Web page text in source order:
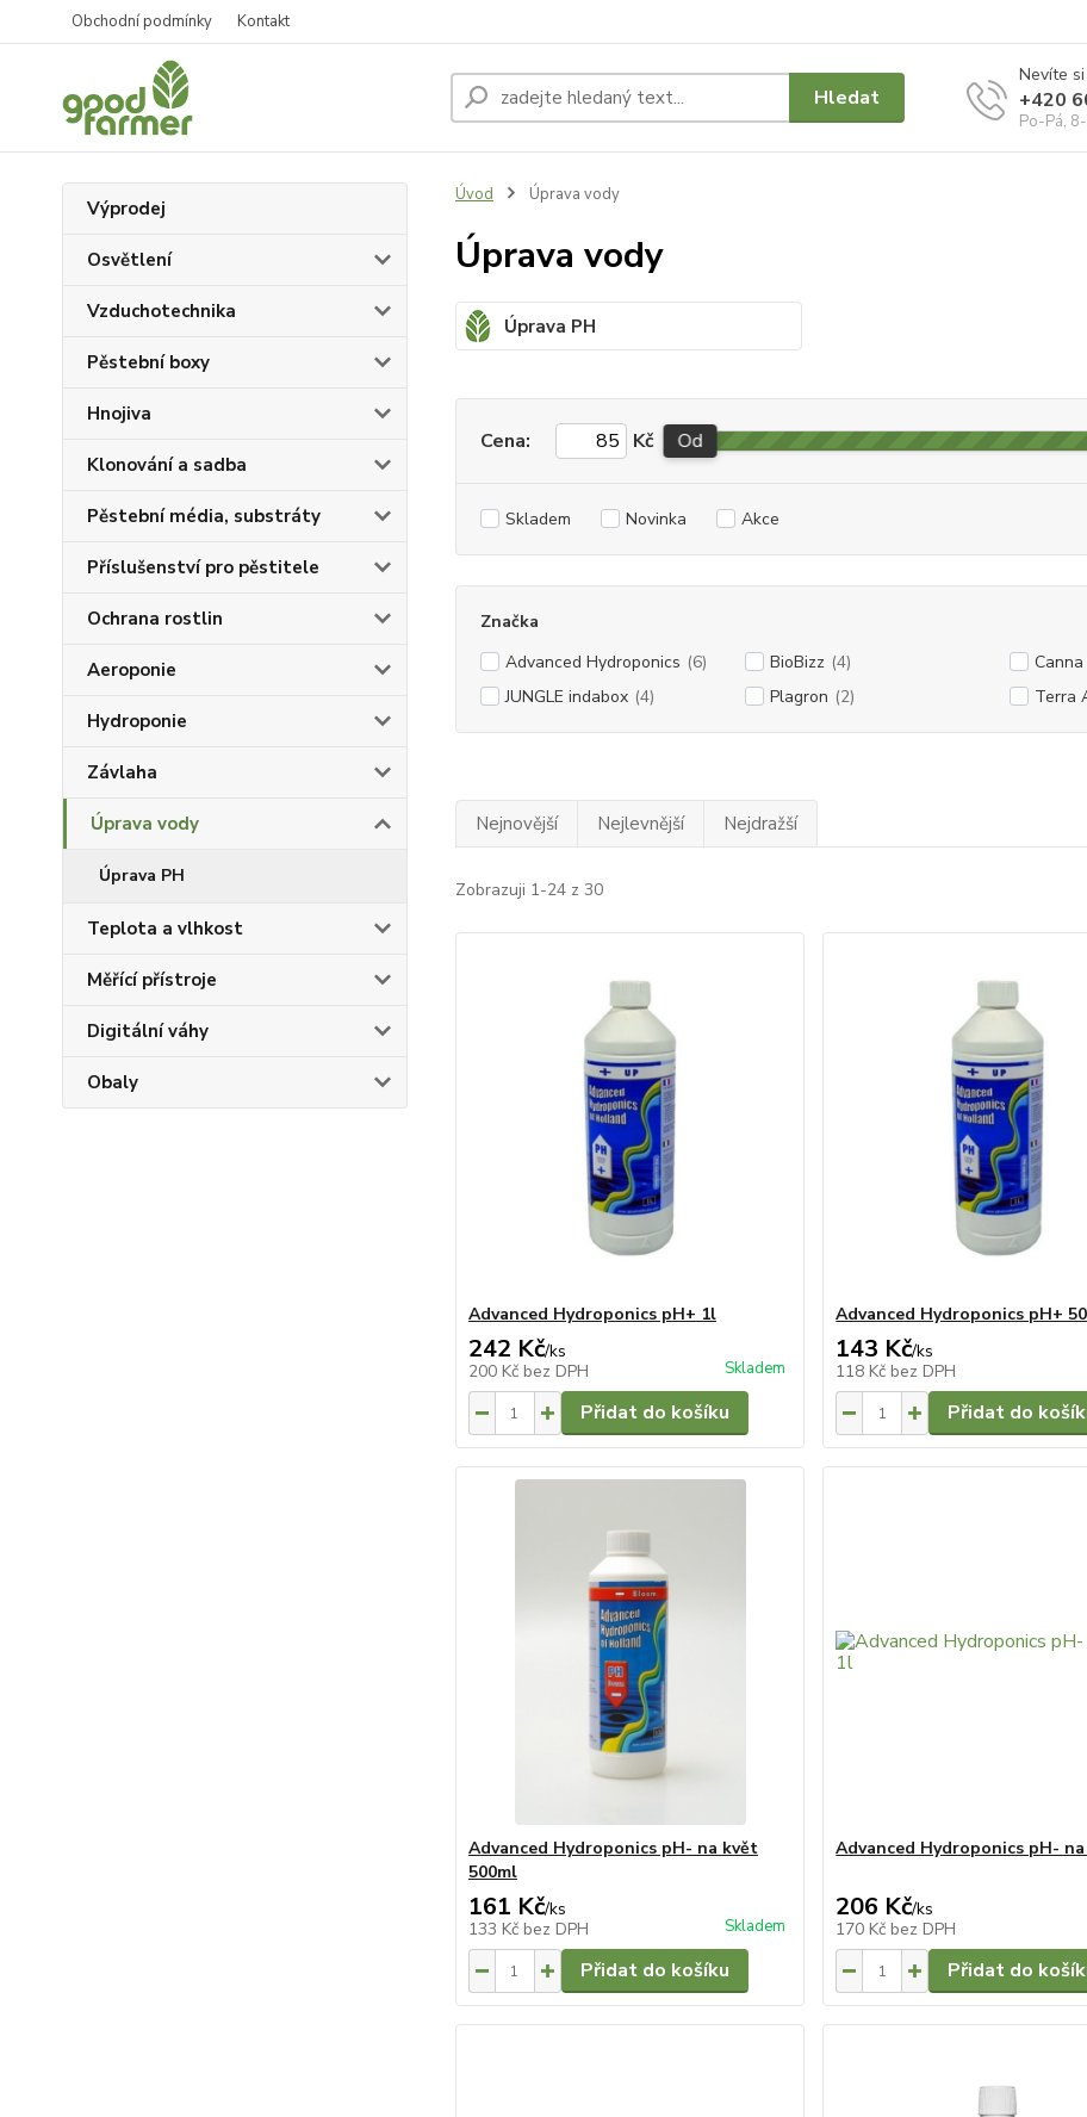
Obchodní podmínky Kontakt
Hledat
Nevíte
+420
Po-Pá,
Výprodej
Osvětlení
Vzduchotechnika
Pěstební boxy
Hnojiva
Klonování a sadba
Pěstební média, substráty
Příslušenství pro pěstitele
Ochrana rostlin
Aeroponie
Hydroponie
Závlaha
Úprava vody
Úprava PH
Teplota a vlhkost
Měřící přístroje
Digitální váhy
Obaly
Úvod Úprava vody
Úprava vody
Úprava PH
Cena: Kč Od
Skladem Novinka Akce
Značka
Advanced Hydroponics (6) BioBizz (4) Canna
JUNGLE indabox (4) Plagron (2) Terra
Nejnovější Nejlevnější Nejdražší
Zobrazuji 1-24 z 30
Advanced Hydroponics pH+ 1l
242 Kč/ks
200 Kč bez DPH Skladem
Přidat do košíku
Advanced Hydroponics pH+
143 Kč/ks
118 Kč bez DPH
Přidat do
Advanced Hydroponics pH- na květ
500ml
161 Kč/ks
133 Kč bez DPH Skladem
Přidat do košíku
Advanced Hydroponics pH-
206 Kč/ks
170 Kč bez DPH
Přidat do